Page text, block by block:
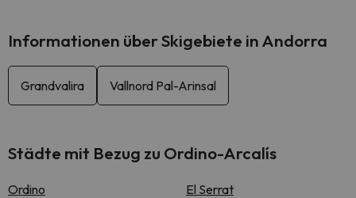
Informationen über Skigebiete in Andorra
Grandvalira Vallnord Pal-Arinsal
Städte mit Bezug zu Ordino-Arcalís
Ordino El Serrat